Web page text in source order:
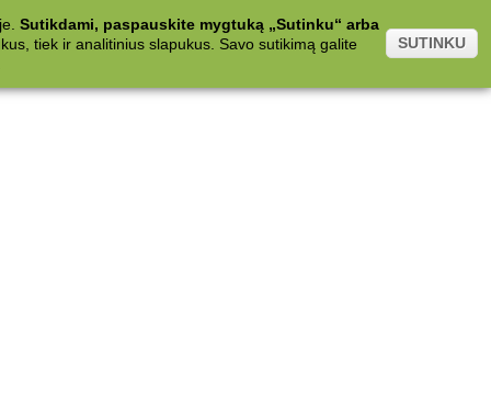
Sutikdami, paspauskite mygtuką „Sutinku“ arba
tiek ir analitinius slapukus. Savo sutikimą galite
SUTINKU